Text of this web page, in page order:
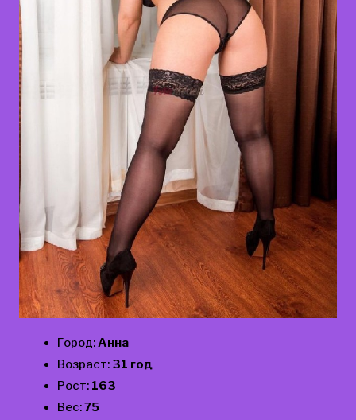
Город:Анна
Возраст: 31 год
Рост: 163
Вес:75